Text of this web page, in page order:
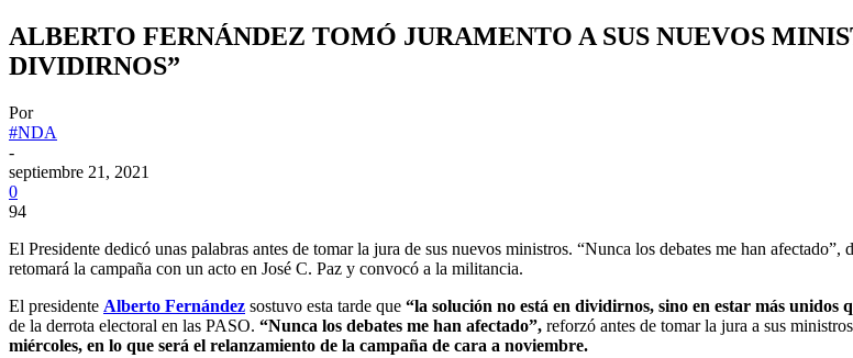
ALBERTO FERNÁNDEZ TOMÓ JURAMENTO A SUS NUEVOS
DIVIDIRNOS”
Por
#NDA
-
septiembre 21, 2021
0
94
El Presidente dedicó unas palabras antes de tomar la jura de sus nuevos ministros. “Nunca los debates me han
retomará la campaña con un acto en José C. Paz y convocó a la militancia.
El presidente Alberto Fernández sostuvo esta tarde que “la solución no está en dividirnos, sino en estar más unidos
de la derrota electoral en las PASO. “Nunca los debates me han afectado”, reforzó antes de tomar la jura a sus
miércoles, en lo que será el relanzamiento de la campaña de cara a noviembre.